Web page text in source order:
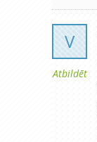
V
Atbildēt